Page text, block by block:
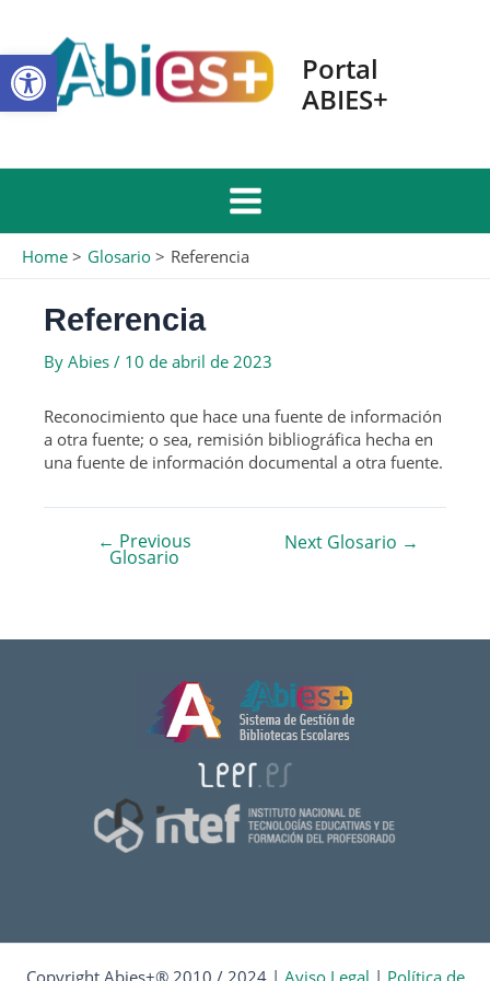
Open toolbar
content
Portal
ABIES+
Main
Menu
Home Glosario Referencia
Referencia
By Abies / 10 de abril de 2023
Reconocimiento que hace una fuente de información
a otra fuente; o sea, remisión bibliográfica hecha en
una fuente de información documental a otra fuente.
Navegación
← Previous
Glosario
Next Glosario →